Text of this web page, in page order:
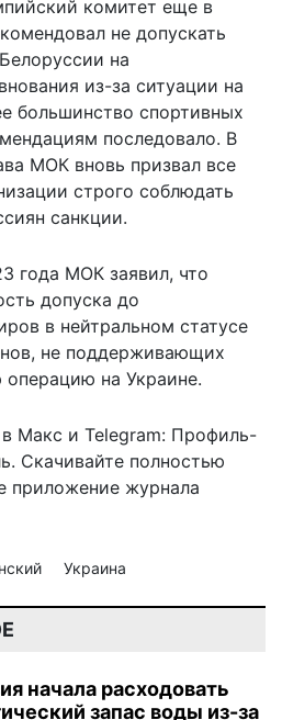
комитет еще в
не допускать
на
из-за ситуации на
большинство спортивных
последовало. В
МОК вновь призвал все
строго соблюдать
санкции.
года МОК заявил, что
допуска до
в нейтральном статусе
не поддерживающих
на Украине.
Макс и Telegram: Профиль-
. Скачивайте полностью
приложение журнала
Украина
начала расходовать
запас воды из-за